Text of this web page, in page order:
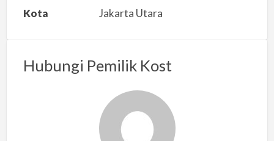
a
s
Kota Jakarta Utara
Hubungi Pemilik Kost